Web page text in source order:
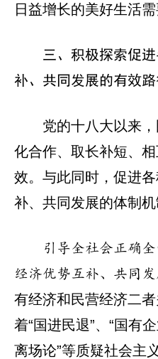
日益增长的美好生活
三、积极探索促
补、共同发展的有效路
党的十八大以来
化合作、取长补短、
效。与此同时，促进
补、共同发展的体制机
引导全社会正确
经济优势互补、共同发
有经济和民营经济二
着“国进民退”、“国有
离场论”等质疑社会主